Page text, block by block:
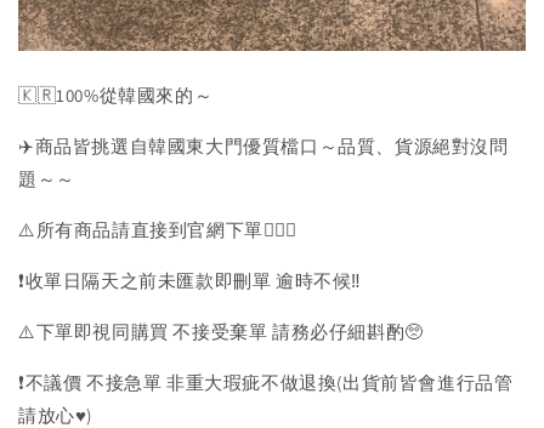
🇰🇷100%從韓國來的～
✈️商品皆挑選自韓國東大門優質檔口～品質、貨源絕對沒問
題～～
⚠️所有商品請直接到官網下單💁🏻‍♀️
❗️收單日隔天之前未匯款即刪單 逾時不候‼️
⚠️下單即視同購買 不接受棄單 請務必仔細斟酌🥺
❗️不議價 不接急單 非重大瑕疵不做退換(出貨前皆會進行品管
請放心♥️)